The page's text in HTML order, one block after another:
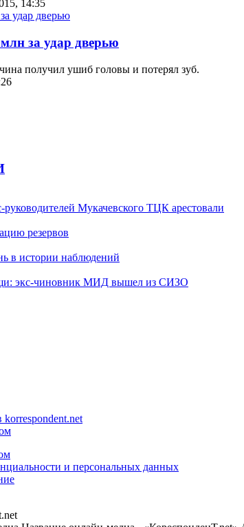
14:35
за удар дверью
получил ушиб головы и потерял зуб.
Мукачевского ТЦК арестовали
резервов
в истории наблюдений
экс-чиновник МИД вышел из СИЗО
и персональных данных